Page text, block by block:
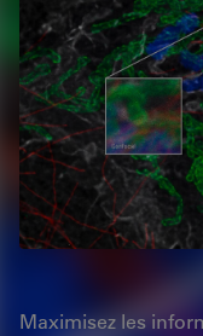
Maximisez les